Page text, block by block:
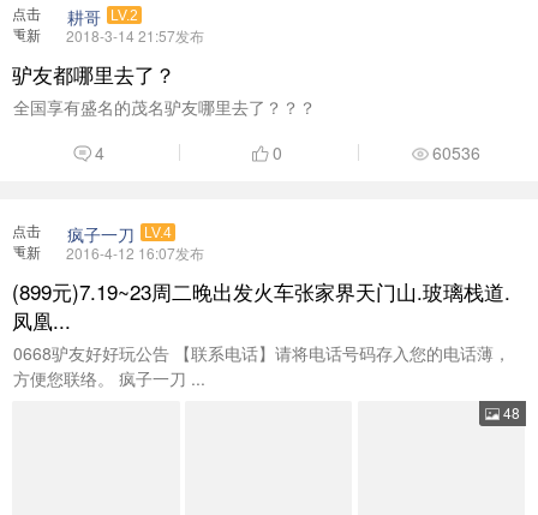
点击
重新
耕哥 LV.2
2018-3-14 21:57发布
驴友都哪里去了？
全国享有盛名的茂名驴友哪里去了？？？
4
0 60536
点击
重新
疯子一刀 LV.4
2016-4-12 16:07发布
(899元)7.19~23周二晚出发火车张家界天门山.玻璃栈道.
凤凰...
0668驴友好好玩公告 【联系电话】请将电话号码存入您的电话薄，
方便您联络。 疯子一刀 ...
48